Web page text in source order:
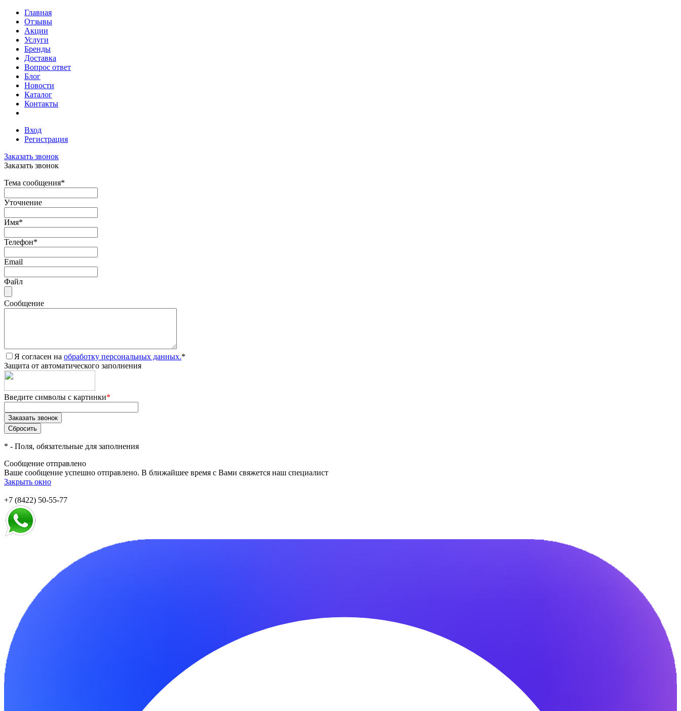
Главная
Отзывы
Акции
Услуги
Бренды
Доставка
Вопрос ответ
Блог
Новости
Каталог
Контакты
Вход
Регистрация
Заказать звонок
Заказать звонок
Тема сообщения*
Уточнение
Имя*
Телефон*
Email
Файл
Сообщение
Я согласен на обработку персональных данных.*
Защита от автоматического заполнения
Введите символы с картинки*
* - Поля, обязательные для заполнения
Сообщение отправлено
Ваше сообщение успешно отправлено. В ближайшее время с Вами свяжется наш специалист
Закрыть окно
+7 (8422) 50-55-77